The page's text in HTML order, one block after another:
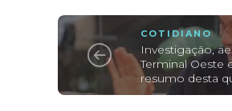
COTIDIANO
Investigação,
Terminal Oeste
resumo desta